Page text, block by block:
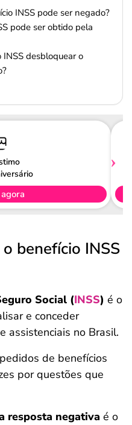
INSS pode ser negado?
pode ser obtido pela
desbloquear o
benefício INSS
Social (INSS) é o
e conceder
e assistenciais no Brasil.
de benefícios
por questões que
resposta negativa é o